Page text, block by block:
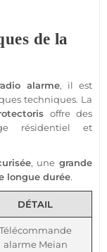
de la
alarme, il est
techniques. La
offre des
résidentiel et
, unegrande
longue durée.
DÉTAIL
Télécommande
alarme Meian